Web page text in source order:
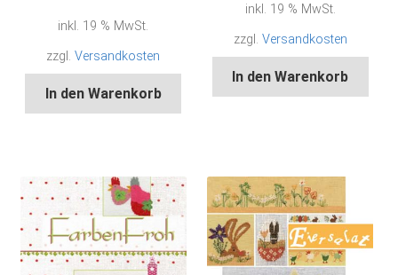
inkl. 19 % MwSt.
zzgl.Versandkosten
In den Warenkorb
inkl. 19 % MwSt.
zzgl. Versandkosten
In den Warenkorb